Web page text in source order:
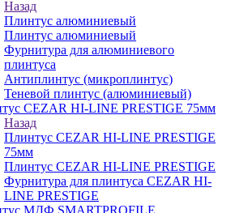
Назад
Плинтус алюминиевый
Плинтус алюминиевый
Фурнитура для алюминиевого
плинтуса
Антиплинтус (микроплинтус)
Теневой плинтус (алюминиевый)
CEZAR HI-LINE PRESTIGE 75мм
Назад
Плинтус CEZAR HI-LINE PRESTIGE
75мм
Плинтус CEZAR HI-LINE PRESTIGE
Фурнитура для плинтуса CEZAR HI-
LINE PRESTIGE
МДФ SMARTPROFILE